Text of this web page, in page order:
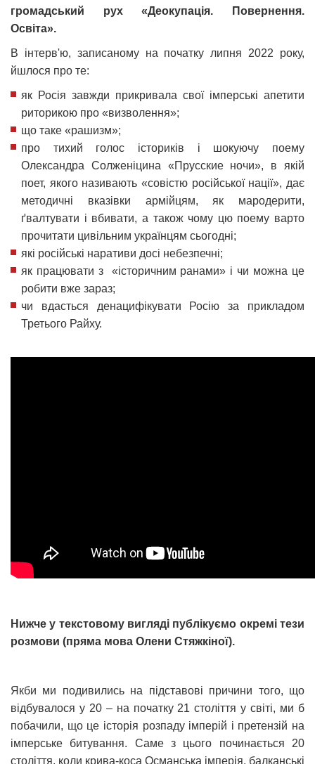
громадський рух «Деокупація. Повернення.
Освіта».
В інтерв'ю, записаному на початку липня 2022 року,
йшлося про те:
як Росія завжди прикривала свої імперські апетити
риторикою про «визволення»;
що таке «рашизм»;
про тихий голос істориків і шокуючу поему
Олександра Солженіцина «Прусские ночи», в якій
поет, якого називають «совістю російської нації», дає
методичні вказівки армійцям, як мародерити,
ґвалтувати і вбивати, а також чому цю поему варто
прочитати цивільним українцям сьогодні;
які російські наративи досі небезпечні;
як працювати з «історичним ранами» і чи можна це
робити вже зараз;
чи вдасться денацифікувати Росію за прикладом
Третього Райху.
Нижче у текстовому вигляді публікуємо окремі тези
розмови (пряма мова Олени Стяжкіної).
Якби ми подивились на підставові причини того, що
відбувалося у 20 – на початку 21 століття у світі, ми б
побачили, що це історія розпаду імперій і претензій на
імперське битування. Саме з цього починається 20
століття, коли крива-коса Османська імперія, балканські